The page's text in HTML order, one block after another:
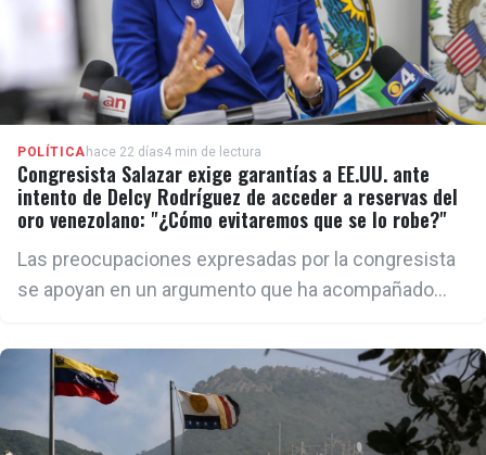
POLÍTICA hace 22 días4 min de lectura
Congresista Salazar exige garantías a EE.UU. ante
intento de Delcy Rodríguez de acceder a reservas del
oro venezolano: "¿Cómo evitaremos que se lo robe?"
Las preocupaciones expresadas por la congresista
se apoyan en un argumento que ha acompañado
opacidad en el manejo de los recursos públicos y
las múltiples acusaciones de corrupción que pesan
sobre altos funcionarios del régimen.